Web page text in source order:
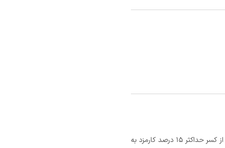
در صورتی که رزرو، حداقل 3 روز کامل قبل از تاریخ ورود لغو گردد؛ مبلغ صورتحساب پس از کسر حداکثر 15 درصد کارمزد به